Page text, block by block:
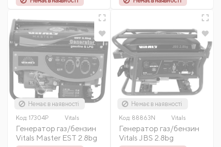
Немає в наявності
Код: 17304P Vitals
Генератор газ/бензин
Vitals Master EST 2.8bg
Немає в наявності
Код: 88863N Vitals
Генератор газ/бензин
Vitals JBS 2.8bg